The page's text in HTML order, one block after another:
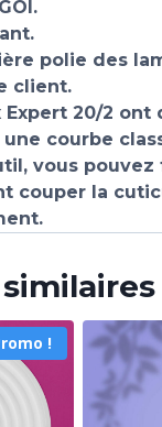
polie des
client.
Expert 20/2 ont
courbe
vous
couper la
!